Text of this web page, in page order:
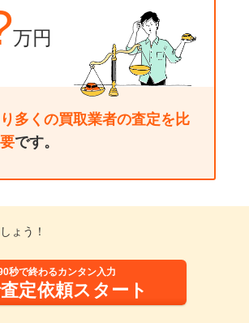
万円
多くの買取業者の査定を比
です。
ょう！
秒で終わるカンタン入力
定依頼スタート